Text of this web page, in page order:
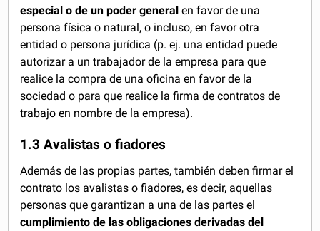
especial o de un poder generalen favor de una
persona física o natural, o incluso, en favor otra
entidad o persona jurídica (p. ej. una entidad puede
autorizar a un trabajador de la empresa para que
realice la compra de una oficina en favor de la
sociedad o para que realice la firma de contratos de
trabajo en nombre de la empresa).
1.3 Avalistas o fiadores
Además de las propias partes, también deben firmar el
contrato los avalistas o fiadores, es decir, aquellas
personas que garantizan a una de las partes el
cumplimiento de las obligaciones derivadas del